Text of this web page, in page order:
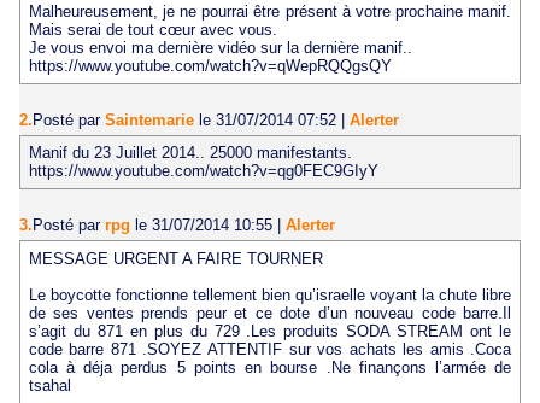
Malheureusement, je ne pourrai être présent à votre prochaine manif.
Mais serai de tout cœur avec vous.
Je vous envoi ma dernière vidéo sur la dernière manif..
https://www.youtube.com/watch?v=qWepRQQgsQY
2.Posté par Saintemarie le 31/07/2014 07:52 | Alerter
Manif du 23 Juillet 2014.. 25000 manifestants.
https://www.youtube.com/watch?v=qg0FEC9GIyY
3. Posté par rpg le 31/07/2014 10:55
Alerter
MESSAGE URGENT A FAIRE TOURNER
Le boycotte fonctionne tellement bien qu’israelle voyant la chute libre
de ses ventes prends peur et ce dote d’un nouveau code barre.Il
s’agit du 871 en plus du 729 .Les produits SODA STREAM ont le
code barre 871 .SOYEZ ATTENTIF sur vos achats les amis .Coca
cola à déja perdus 5 points en bourse .Ne finançons l’armée de
tsahal